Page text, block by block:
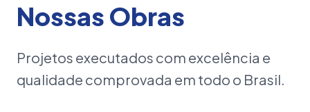
Nossas Obras
Projetos executados com excelência e
qualidade comprovada em todo o Brasil.